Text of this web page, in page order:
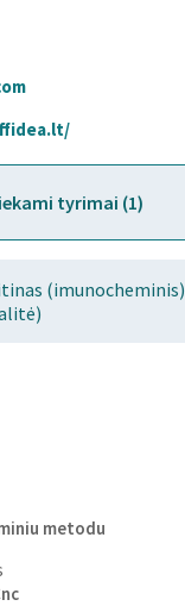
Subrangovo atliekami tyrimai (1)
(imunocheminis)
metodu